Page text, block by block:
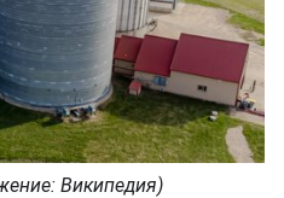
Википедия)